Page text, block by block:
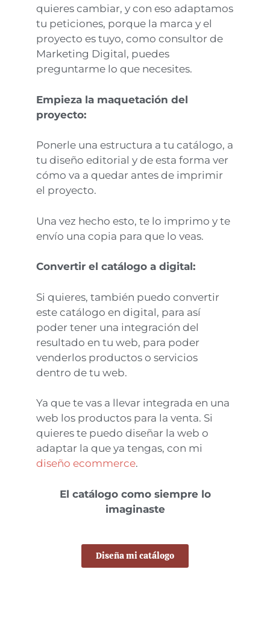
quieres cambiar, y con eso adaptamos
tu peticiones, porque la marca y el
proyecto es tuyo, como consultor de
Marketing Digital, puedes
preguntarme lo que necesites.
Empieza la maquetación del
proyecto:
Ponerle una estructura a tu catálogo, a
tu diseño editorial y de esta forma ver
cómo va a quedar antes de imprimir
el proyecto.
Una vez hecho esto, te lo imprimo y te
envío una copia para que lo veas.
Convertir el catálogo a digital:
Si quieres, también puedo convertir
este catálogo en digital, para así
poder tener una integración del
resultado en tu web, para poder
venderlos productos o servicios
dentro de tu web.
Ya que te vas a llevar integrada en una
web los productos para la venta. Si
quieres te puedo diseñar la web o
adaptar la que ya tengas, con mi
diseño ecommerce.
El catálogo como siempre lo
imaginaste
Diseña mi catálogo